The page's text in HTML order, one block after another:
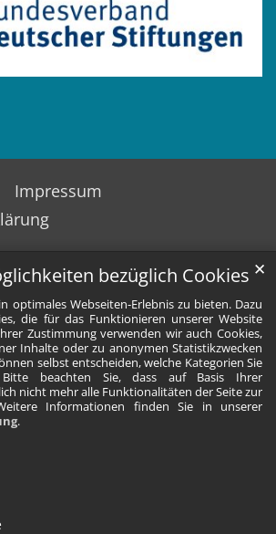
bezüglich Cookies
optimales Webseiten-Erlebnis zu bieten. Dazu
die für das Funktionieren unserer Website
Zustimmung verwenden wir auch Cookies,
Inhalte oder zu anonymen Statistikzwecken
selbst entscheiden, welche Kategorien Sie
Bitte beachten Sie, dass auf Basis Ihrer
nicht mehr alle Funktionalitäten der Seite zur
Informationen finden Sie in unserer
.
✕
Impressum